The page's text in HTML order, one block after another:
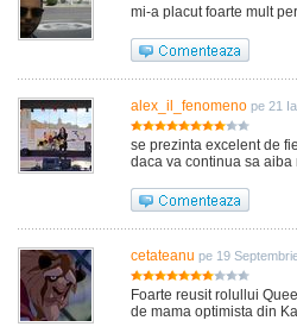
mi-a placut foarte mult
alex_il_fenomeno pe 21
se prezinta excelent de
daca va continua sa
cetateanu pe 19
Foarte reusit rolullui
de mama optimista din